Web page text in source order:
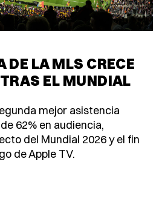
DE LA MLS CRECE
EL MUNDIAL
mejor asistencia
62% en audiencia,
del Mundial 2026 y el fin
de Apple TV.